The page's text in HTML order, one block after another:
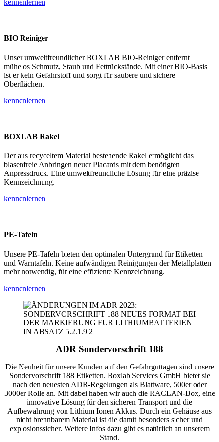
kennenlernen
BIO Reiniger
Unser umweltfreundlicher BOXLAB BIO-Reiniger entfernt
mühelos Schmutz, Staub und Fettrückstände. Mit einer BIO-Basis
ist er kein Gefahrstoff und sorgt für saubere und sichere
Oberflächen.
kennenlernen
BOXLAB Rakel
Der aus recyceltem Material bestehende Rakel ermöglicht das
blasenfreie Anbringen neuer Placards mit dem benötigten
Anpressdruck. Eine umweltfreundliche Lösung für eine präzise
Kennzeichnung.
kennenlernen
PE-Tafeln
Unsere PE-Tafeln bieten den optimalen Untergrund für Etiketten
und Warntafeln. Keine aufwändigen Reinigungen der Metallplatten
mehr notwendig, für eine effiziente Kennzeichnung.
kennenlernen
ADR Sondervorschrift 188
Die Neuheit für unsere Kunden auf den Gefahrguttagen sind unsere
Sondervorschrift 188 Etiketten. Boxlab Services GmbH bietet sie
nach den neuesten ADR-Regelungen als Blattware, 500er oder
3000er Rolle an. Mit dabei haben wir auch die RACLAN-Box, eine
innovative Lösung für den sicheren Transport und die
Aufbewahrung von Lithium Ionen Akkus. Durch ein Gehäuse aus
nicht brennbarem Material ist die damit besonders sicher und
explosionssicher. Weitere Infos dazu gibt es natürlich an unserem
Stand.